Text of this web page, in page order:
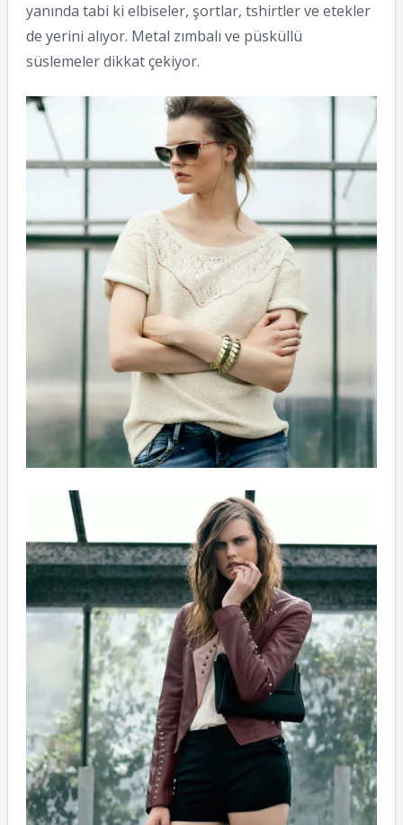
yanında tabi ki elbiseler, şortlar, tshirtler ve etekler
de yerini alıyor. Metal zımbalı ve püsküllü
süslemeler dikkat çekiyor.